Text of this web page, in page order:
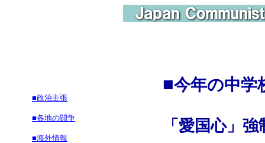
■政治主張
■各地の闘争
■海外情報
■今年の中学
「愛国心」